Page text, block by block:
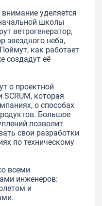
уделяется
школы
ветрогенератор,
звездного неба,
как работает
создадут её
о проектной
SCRUM, которая
о способах
Большое
позволит
свои разработки
по техническому
всеми
инженеров:
и